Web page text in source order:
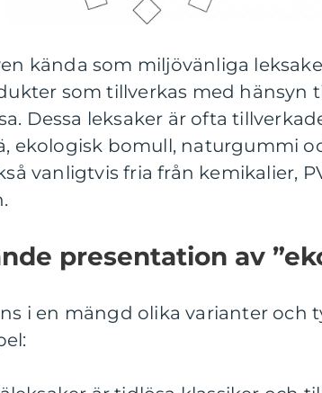
kända som miljövänliga
som tillverkas med hänsyn
Dessa leksaker är ofta
ekologisk bomull, naturgummi
vanligtvis fria från kemikalier,
presentation av
i en mängd olika varianter och